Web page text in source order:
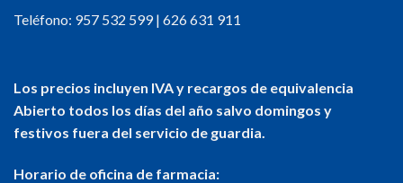
producto
Teléfono: 957 532 599| 626 631 911
Los precios incluyen IVA y recargos de equivalencia
Abierto todos los días del año salvo domingos y
festivos fuera del servicio de guardia.
Horario de oficina de farmacia: